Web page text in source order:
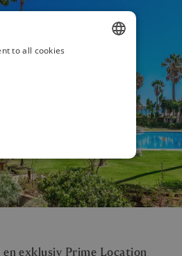
exklusiv Prime Location
POLISH
to all cookies